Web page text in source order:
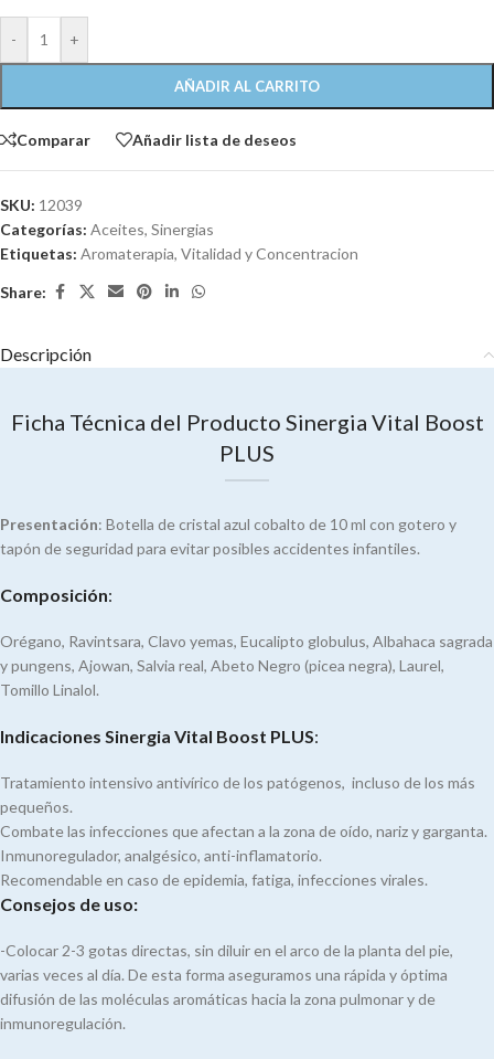
- +
AÑADIR AL CARRITO
Comparar Añadir lista de deseos
SKU: 12039
Categorías: Aceites, Sinergias
Etiquetas: Aromaterapia, Vitalidad y Concentracion
Share:
Descripción
Ficha Técnica del Producto Sinergia Vital Boost
PLUS
Presentación: Botella de cristal azul cobalto de 10 ml con gotero y
tapón de seguridad para evitar posibles accidentes infantiles.
Composición:
Orégano, Ravintsara, Clavo yemas, Eucalipto globulus, Albahaca sagrada
y pungens, Ajowan, Salvia real, Abeto Negro (picea negra), Laurel,
Tomillo Linalol.
Indicaciones Sinergia Vital Boost PLUS:
Tratamiento intensivo antivírico de los patógenos, incluso de los más
pequeños.
Combate las infecciones que afectan a la zona de oído, nariz y garganta.
Inmunoregulador, analgésico, anti-inflamatorio.
Recomendable en caso de epidemia, fatiga, infecciones virales.
Consejos de uso:
-Colocar 2-3 gotas directas, sin diluir en el arco de la planta del pie,
varias veces al día. De esta forma aseguramos una rápida y óptima
difusión de las moléculas aromáticas hacia la zona pulmonar y de
inmunoregulación.